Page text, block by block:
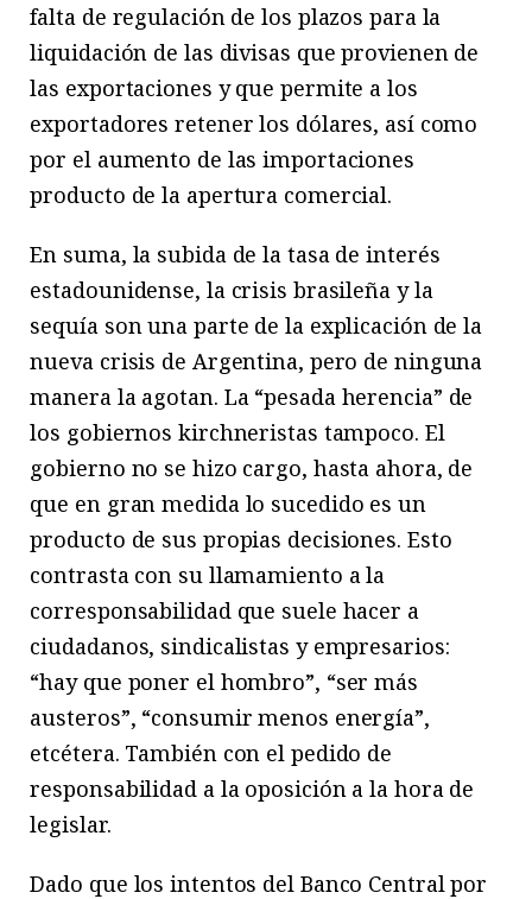
falta de regulación de los plazos para la
liquidación de las divisas que provienen de
las exportaciones y que permite a los
exportadores retener los dólares, así como
por el aumento de las importaciones
producto de la apertura comercial.
En suma, la subida de la tasa de interés
estadounidense, la crisis brasileña y la
sequía son una parte de la explicación de la
nueva crisis de Argentina, pero de ninguna
manera la agotan. La “pesada herencia” de
los gobiernos kirchneristas tampoco. El
gobierno no se hizo cargo, hasta ahora, de
que en gran medida lo sucedido es un
producto de sus propias decisiones. Esto
contrasta con su llamamiento a la
corresponsabilidad que suele hacer a
ciudadanos, sindicalistas y empresarios:
“hay que poner el hombro”, “ser más
austeros”, “consumir menos energía”,
etcétera. También con el pedido de
responsabilidad a la oposición a la hora de
legislar.
Dado que los intentos del Banco Central por